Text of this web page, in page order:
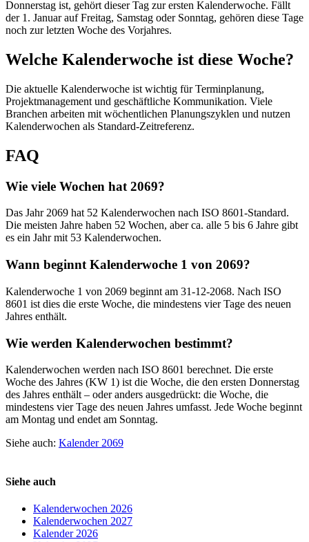
Donnerstag ist, gehört dieser Tag zur ersten Kalenderwoche. Fällt
der 1. Januar auf Freitag, Samstag oder Sonntag, gehören diese Tage
noch zur letzten Woche des Vorjahres.
Welche Kalenderwoche ist diese Woche?
Die aktuelle Kalenderwoche ist wichtig für Terminplanung,
Projektmanagement und geschäftliche Kommunikation. Viele
Branchen arbeiten mit wöchentlichen Planungszyklen und nutzen
Kalenderwochen als Standard-Zeitreferenz.
FAQ
Wie viele Wochen hat 2069?
Das Jahr 2069 hat 52 Kalenderwochen nach ISO 8601-Standard.
Die meisten Jahre haben 52 Wochen, aber ca. alle 5 bis 6 Jahre gibt
es ein Jahr mit 53 Kalenderwochen.
Wann beginnt Kalenderwoche 1 von 2069?
Kalenderwoche 1 von 2069 beginnt am 31-12-2068. Nach ISO
8601 ist dies die erste Woche, die mindestens vier Tage des neuen
Jahres enthält.
Wie werden Kalenderwochen bestimmt?
Kalenderwochen werden nach ISO 8601 berechnet. Die erste
Woche des Jahres (KW 1) ist die Woche, die den ersten Donnerstag
des Jahres enthält – oder anders ausgedrückt: die Woche, die
mindestens vier Tage des neuen Jahres umfasst. Jede Woche beginnt
am Montag und endet am Sonntag.
Siehe auch: Kalender 2069
Siehe auch
Kalenderwochen 2026
Kalenderwochen 2027
Kalender 2026